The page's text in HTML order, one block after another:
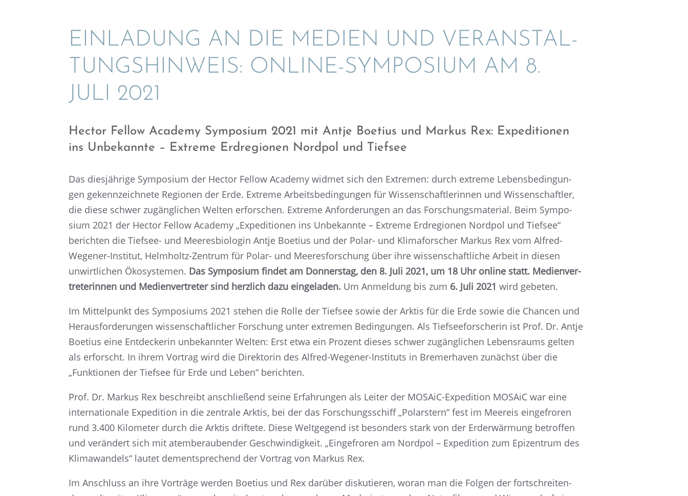
EINLA­DUNG AN DIE MEDIEN UND VERAN­STAL­
TUNGS­HIN­WEIS: ONLINE-SYMPO­SIUM AM 8.
JULI 2021
Hector Fellow Academy Sympo­sium 2021 mit Antje Boetius und Markus Rex: Expedi­tio­nen
ins Unbekannte – Extreme Erdre­gio­nen Nordpol und Tiefsee
Das diesjäh­rige Sympo­sium der Hector Fellow Academy widmet sich den Extre­men: durch extreme Lebens­be­din­gun­
gen gekenn­zeich­nete Regio­nen der Erde. Extreme Arbeits­be­din­gun­gen für Wissen­schaft­le­rin­nen und Wissen­schaft­ler,
die diese schwer zugäng­li­chen Welten erfor­schen. Extreme Anfor­de­run­gen an das Forschungs­ma­te­rial. Beim Sympo­
sium 2021 der Hector Fellow Academy „Expedi­tio­nen ins Unbekannte – Extreme Erdre­gio­nen Nordpol und Tiefsee“
berich­ten die Tiefsee- und Meeres­bio­lo­gin Antje Boetius und der Polar- und Klima­for­scher Markus Rex vom Alfred-
Wegener-Insti­tut, Helmholtz-Zentrum für Polar- und Meeres­for­schung über ihre wissen­schaft­li­che Arbeit in diesen
unwirt­li­chen Ökosys­te­men. Das Sympo­sium findet am Donners­tag, den 8. Juli 2021, um 18 Uhr online statt. Medien­ver­
tre­te­rin­nen und Medien­ver­tre­ter sind herzlich dazu einge­la­den. Um Anmel­dung bis zum 6. Juli 2021 wird gebeten.
Im Mittel­punkt des Sympo­si­ums 2021 stehen die Rolle der Tiefsee sowie der Arktis für die Erde sowie die Chancen und
Heraus­for­de­run­gen wissen­schaft­li­cher Forschung unter extre­men Bedin­gun­gen. Als Tiefsee­for­sche­rin ist Prof. Dr. Antje
Boetius eine Entde­cke­rin unbekann­ter Welten: Erst etwa ein Prozent dieses schwer zugäng­li­chen Lebens­raums gelten
als erforscht. In ihrem Vortrag wird die Direk­to­rin des Alfred-Wegener-Insti­tuts in Bremer­ha­ven zunächst über die
„Funktio­nen der Tiefsee für Erde und Leben“ berichten.
Prof. Dr. Markus Rex beschreibt anschlie­ßend seine Erfah­run­gen als Leiter der MOSAiC-Expedi­tion MOSAiC war eine
inter­na­tio­nale Expedi­tion in die zentrale Arktis, bei der das Forschungs­schiff „Polar­stern“ fest im Meereis einge­fro­ren
rund 3.400 Kilome­ter durch die Arktis driftete. Diese Weltge­gend ist beson­ders stark von der Erder­wär­mung betrof­fen
und verän­dert sich mit atembe­rau­ben­der Geschwin­dig­keit. „Einge­fro­ren am Nordpol – Expedi­tion zum Epizen­trum des
Klima­wan­dels“ lautet dementspre­chend der Vortrag von Markus Rex.
Im Anschluss an ihre Vorträge werden Boetius und Rex darüber disku­tie­ren, woran man die Folgen der fortschrei­ten­